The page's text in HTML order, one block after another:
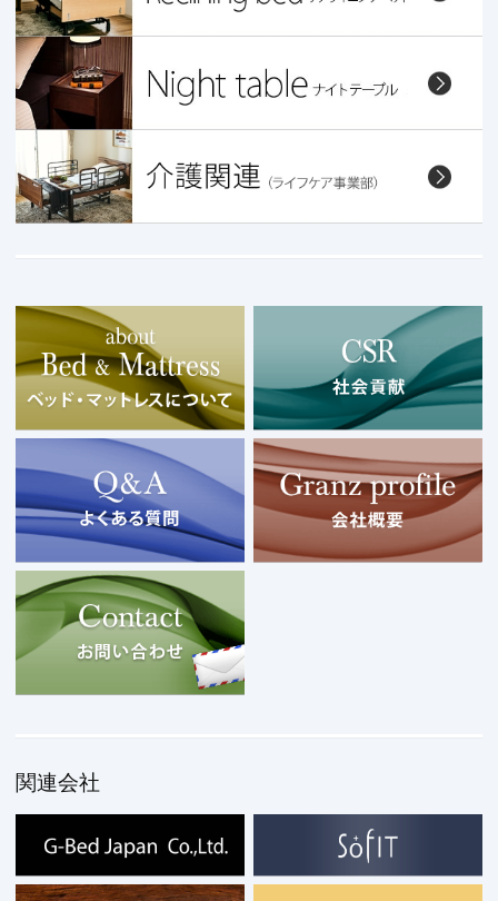
マットレス中国ネット直販店
Copyright © 2026 Granz co.,Ltd. All Rights Resrved.
モバイル PC